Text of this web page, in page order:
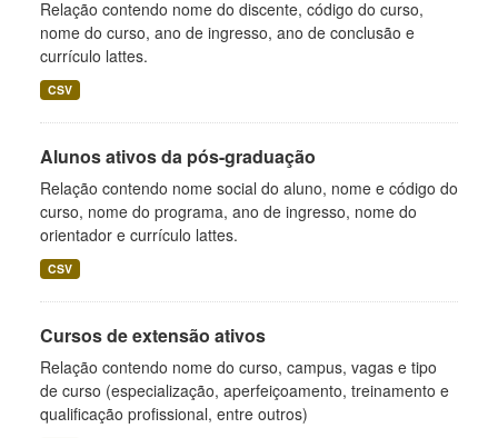
Relação contendo nome do discente, código do curso,
nome do curso, ano de ingresso, ano de conclusão e
currículo lattes.
CSV
Alunos ativos da pós-graduação
Relação contendo nome social do aluno, nome e código do
curso, nome do programa, ano de ingresso, nome do
orientador e currículo lattes.
CSV
Cursos de extensão ativos
Relação contendo nome do curso, campus, vagas e tipo
de curso (especialização, aperfeiçoamento, treinamento e
qualificação profissional, entre outros)